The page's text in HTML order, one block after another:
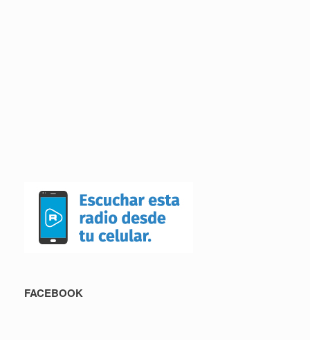
FACEBOOK